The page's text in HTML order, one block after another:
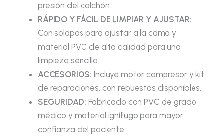
presión del colchón.
RÁPIDO Y FÁCIL DE LIMPIAR Y AJUSTAR:
Con solapas para ajustar a la cama y
material PVC de alta calidad para una
limpieza sencilla.
ACCESORIOS: Incluye motor compresor y kit
de reparaciones, con repuestos disponibles.
SEGURIDAD: Fabricado con PVC de grado
médico y material ignífugo para mayor
confianza del paciente.